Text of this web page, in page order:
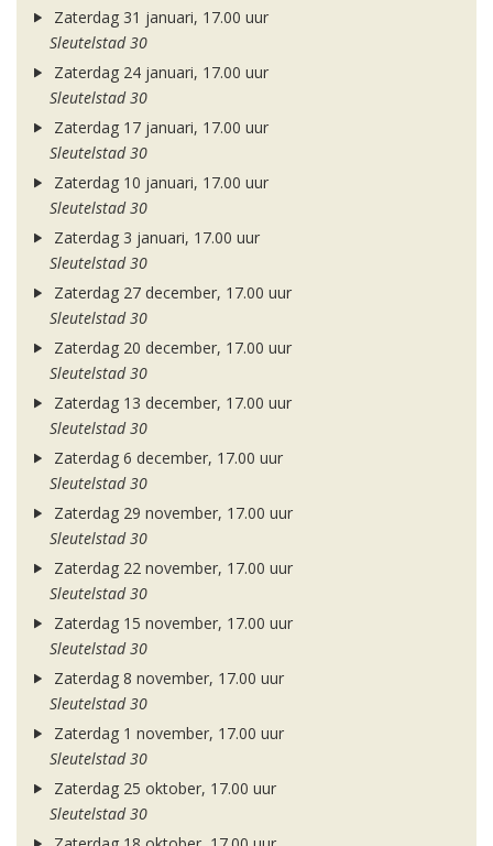
Zaterdag 31 januari, 17.00 uur
Sleutelstad 30
Zaterdag 24 januari, 17.00 uur
Sleutelstad 30
Zaterdag 17 januari, 17.00 uur
Sleutelstad 30
Zaterdag 10 januari, 17.00 uur
Sleutelstad 30
Zaterdag 3 januari, 17.00 uur
Sleutelstad 30
Zaterdag 27 december, 17.00 uur
Sleutelstad 30
Zaterdag 20 december, 17.00 uur
Sleutelstad 30
Zaterdag 13 december, 17.00 uur
Sleutelstad 30
Zaterdag 6 december, 17.00 uur
Sleutelstad 30
Zaterdag 29 november, 17.00 uur
Sleutelstad 30
Zaterdag 22 november, 17.00 uur
Sleutelstad 30
Zaterdag 15 november, 17.00 uur
Sleutelstad 30
Zaterdag 8 november, 17.00 uur
Sleutelstad 30
Zaterdag 1 november, 17.00 uur
Sleutelstad 30
Zaterdag 25 oktober, 17.00 uur
Sleutelstad 30